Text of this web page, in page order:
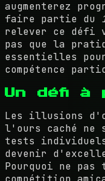
augmenterez
faire partie du
relever ce défi
pas que la
essentielles
compétence
Un défi à
Les illusions
l'ours caché ne
tests
devenir
Pourquoi ne